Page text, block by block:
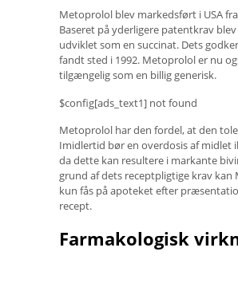
Metoprolol blev markedsført i USA
Baseret på yderligere patentkrav
udviklet som en succinat. Dets
fandt sted i 1992. Metoprolol er nu
tilgængelig som en billig generisk.
$config[ads_text1] not found
Metoprolol har den fordel, at den
Imidlertid bør en overdosis af midlet
da dette kan resultere i markante
grund af dets receptpligtige krav
kun fås på apoteket efter
recept.
Farmakologisk